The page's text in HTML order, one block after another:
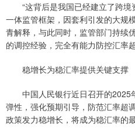
“这背后是我国已经建立了跨境
一体监管框架，因套利引发的大规
青解释，与此同时，监管部门持续
的调控经验，完全有能力防控汇率
稳增长为稳汇率提供关键支撑
中国人民银行近日召开的2025
弹性，强化预期引导，防范汇率超
政策发力稳增长，将成为稳汇率的